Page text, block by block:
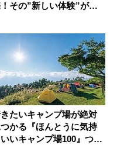
その”新しい体験”がす
たいキャンプ場が絶対
つかる『ほんとうに気持
いキャンプ場100』つい